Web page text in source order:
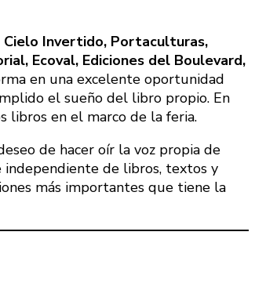
Cielo Invertido, Portaculturas,
Ecoval, Ediciones del Boulevard,
en una excelente oportunidad
el sueño del libro propio. En
libros en el marco de la feria.
de hacer oír la voz propia de
independiente de libros, textos y
más importantes que tiene la